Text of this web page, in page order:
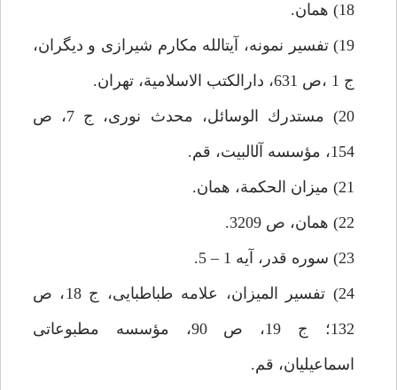
18) همان.
19) تفسير نمونه، آيت‏الله مكارم شيرازى و ديگران،
ج 1 ،ص 631، دارالكتب الاسلامية، تهران.
20) مستدرك الوسائل، محدث نورى، ج 7، ص
154، مؤسسه آل‏البيت، قم.
21) ميزان الحكمة، همان.
22) همان، ص 3209.
23) سوره قدر، آيه 1 – 5.
24) تفسير الميزان، علامه طباطبايى، ج 18، ص
132؛ ج 19، ص 90، مؤسسه مطبوعاتى
اسماعيليان، قم.